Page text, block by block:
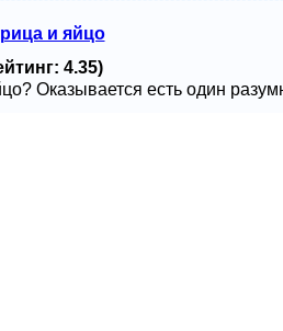
и яйцо
4.35)
Оказывается есть один